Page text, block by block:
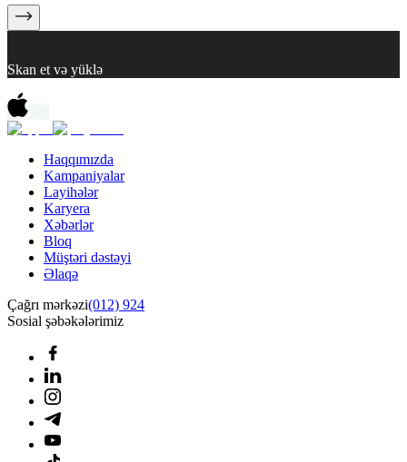
Skan et və yüklə
Haqqımızda
Kampaniyalar
Layihələr
Karyera
Xəbərlər
Bloq
Müştəri dəstəyi
Əlaqə
Çağrı mərkəzi(012) 924
Sosial şəbəkələrimiz